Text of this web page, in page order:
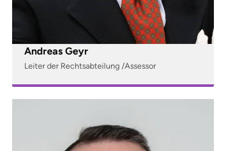
Andreas Geyr
Leiter der Rechtsabteilung /Assessor